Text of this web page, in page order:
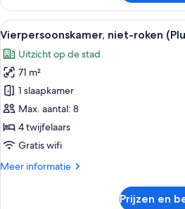
Twin
kamer,
niet-
roken
(Plus)
Alle
foto's
voor
Vierpersoonskamer,
niet-
roken
(Plus)
laden
Een
6
Vierpersoonskamer, niet-roken
Uitzicht op de stad
71 m²
1 slaapkamer
Max. aantal: 8
4 twijfelaars
Gratis wifi
Meer informatie
Meer
Prijzen en